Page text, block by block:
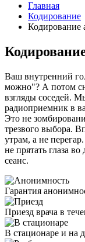
Главная
Кодирование
Кодирование
Ваш внутренний
можно"? А потом
взгляды соседей.
радиоприемник в
Это не
трезвого выбора.
утрам, а не
не прятать глаза
сеанс.
Гарантия
Приезд врача в
В стационаре и на